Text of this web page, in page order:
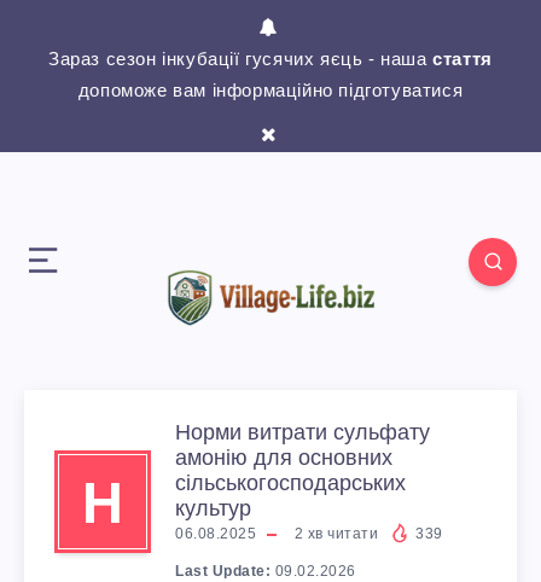
Зараз сезон інкубації гусячих яєць - нашастаття
допоможе вам інформаційно підготуватися
Н
Норми витрати сульфату
амонію для основних
сільськогосподарських
культур
06.08.2025 2 хв читати 339
Last Update: 09.02.2026